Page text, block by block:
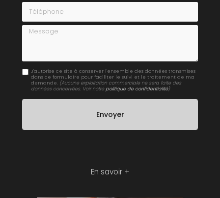
Téléphone
Message
J'autorise ce site à conserver l'ensemble des données transmises
dans ce formulaire pour faciliter le suivi et le traitement de ma
demande. (Aucune exploitation commerciale ne sera faite des
données concervées. Voir notre politique de confidentialité)
En savoir +